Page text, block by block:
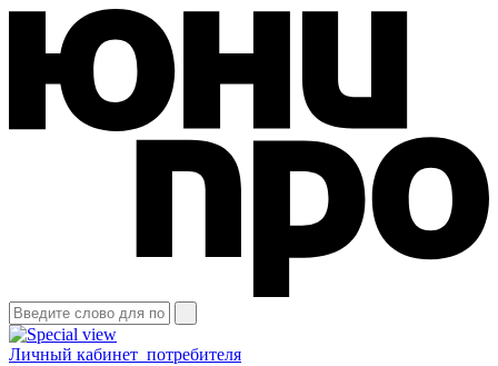
Личный кабинет потребителя